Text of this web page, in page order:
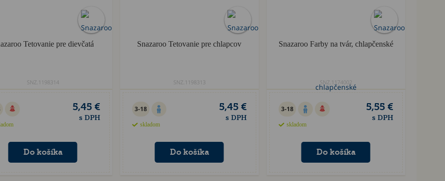
Tetovanie pre dievčatá
SNZ.1198314
5,45 €
s DPH
Snazaroo Tetovanie pre chlapcov
SNZ.1198313
3-18
skladom
5,45 €
s DPH
Snazaroo Farby na tvár, chlapčenské
SNZ.1174002
3-18
skladom
5,55 €
s DPH